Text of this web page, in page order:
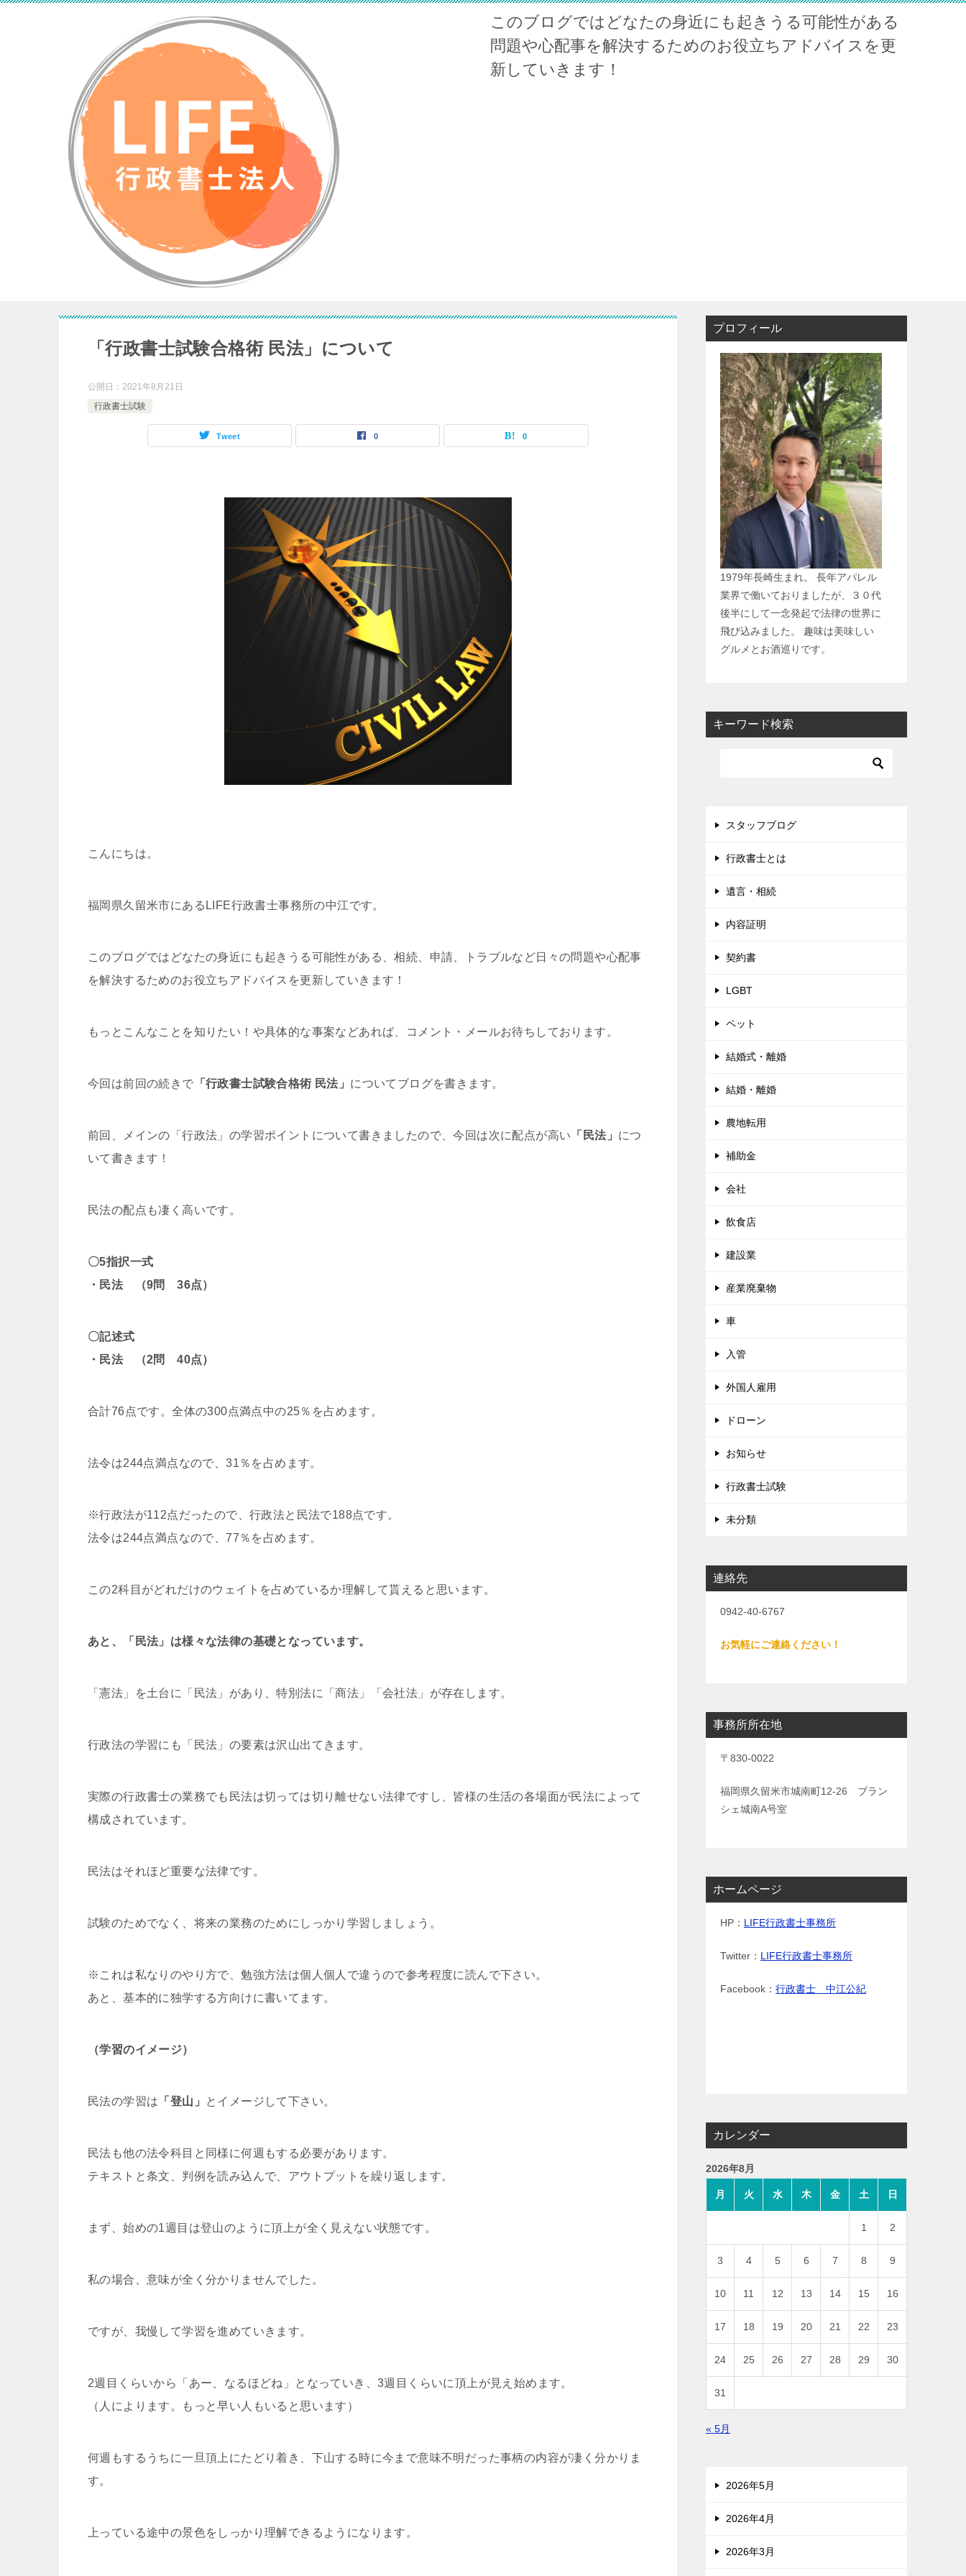
このブログではどなたの身近にも起きうる可能性がある
問題や心配事を解決するためのお役立ちアドバイスを更
新していきます！
「行政書士試験合格術 民法」について
公開日： 2021年8月21日
行政書士試験
Tweet 0 0
こんにちは。
福岡県久留米市にあるLIFE行政書士事務所の中江です。
このブログではどなたの身近にも起きうる可能性がある、相続、申請、トラブルなど日々の問題や心配事
を解決するためのお役立ちアドバイスを更新していきます！
もっとこんなことを知りたい！や具体的な事案などあれば、コメント・メールお待ちしております。
今回は前回の続きで 「行政書士試験合格術 民法」 についてブログを書きます。
前回、メインの「行政法」の学習ポイントについて書きましたので、今回は次に配点が高い 「民法」 につ
いて書きます！
民法の配点も凄く高いです。
〇5指択一式
・民法 （9問 36点）
〇記述式
・民法 （2問 40点）
合計76点です。全体の300点満点中の25％を占めます。
法令は244点満点なので、31％を占めます。
※行政法が112点だったので、行政法と民法で188点です。
法令は244点満点なので、77％を占めます。
この2科目がどれだけのウェイトを占めているか理解して貰えると思います。
あと、「民法」は様々な法律の基礎となっています。
「憲法」を土台に「民法」があり、特別法に「商法」「会社法」が存在します。
行政法の学習にも「民法」の要素は沢山出てきます。
実際の行政書士の業務でも民法は切っては切り離せない法律ですし、皆様の生活の各場面が民法によって
構成されています。
民法はそれほど重要な法律です。
試験のためでなく、将来の業務のためにしっかり学習しましょう。
※これは私なりのやり方で、勉強方法は個人個人で違うので参考程度に読んで下さい。
あと、基本的に独学する方向けに書いてます。
（学習のイメージ）
民法の学習は 「登山」 とイメージして下さい。
民法も他の法令科目と同様に何週もする必要があります。
テキストと条文、判例を読み込んで、アウトプットを繰り返します。
まず、始めの1週目は登山のように頂上が全く見えない状態です。
私の場合、意味が全く分かりませんでした。
ですが、我慢して学習を進めていきます。
2週目くらいから「あー、なるほどね」となっていき、3週目くらいに頂上が見え始めます。
（人によります。もっと早い人もいると思います）
何週もするうちに一旦頂上にたどり着き、下山する時に今まで意味不明だった事柄の内容が凄く分かりま
す。
上っている途中の景色をしっかり理解できるようになります。
プロフィール
1979年長崎生まれ。 長年アパレル
業界で働いておりましたが、３０代
後半にして一念発起で法律の世界に
飛び込みました。 趣味は美味しい
グルメとお酒巡りです。
キーワード検索
スタッフブログ
行政書士とは
遺言・相続
内容証明
契約書
LGBT
ペット
結婚式・離婚
結婚・離婚
農地転用
補助金
会社
飲食店
建設業
産業廃棄物
車
入管
外国人雇用
ドローン
お知らせ
行政書士試験
未分類
連絡先
0942-40-6767
お気軽にご連絡ください！
事務所所在地
〒830-0022
福岡県久留米市城南町12-26 ブラン
シェ城南A号室
ホームページ
HP： LIFE行政書士事務所
Twitter： LIFE行政書士事務所
Facebook： 行政書士 中江公紀
カレンダー
2026年8月
月 火 水 木 金 土 日
1 2
3 4 5 6 7 8 9
10 11 12 13 14 15 16
17 18 19 20 21 22 23
24 25 26 27 28 29 30
31
« 5月
2026年5月
2026年4月
2026年3月